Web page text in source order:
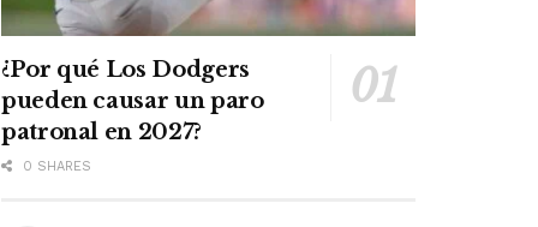
¿Por qué Los Dodgers
pueden causar un paro
patronal en 2027?
0 SHARES